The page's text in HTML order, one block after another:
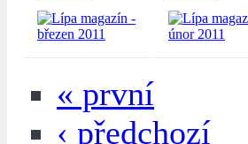
« první
‹ předchozí